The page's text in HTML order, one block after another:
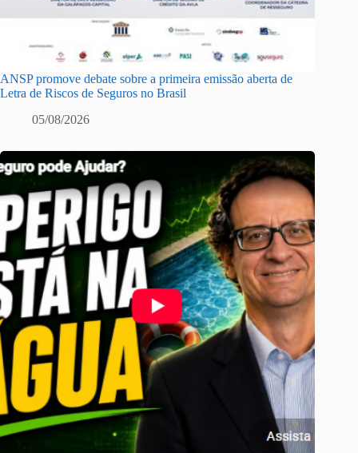
ANSP promove debate sobre a primeira emissão aberta de
Letra de Riscos de Seguros no Brasil
05/08/2026